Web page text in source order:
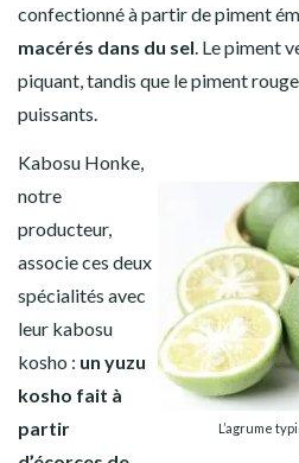
confectionné à partir de piment
macérés dans du sel . Le piment
piquant, tandis que le piment
puissants.
L’agrume
Kabosu Honke,
notre
producteur,
associe ces deux
spécialités avec
leur kabosu
kosho : un yuzu
kosho fait à
partir